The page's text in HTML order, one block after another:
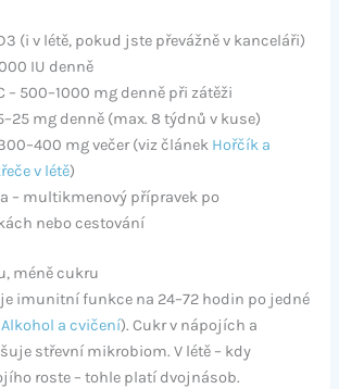
(i v létě, pokud jste převážně v kanceláři)
IU denně
– 500–1000 mg denně při zátěži
mg denně (max. 8 týdnů v kuse)
mg večer (viz článek Hořčík a
v létě)
– multikmenový přípravek po
nebo cestování
méně cukru
imunitní funkce na 24–72 hodin po jedné
Alkohol a cvičení). Cukr v nápojích a
střevní mikrobiom. V létě – kdy
roste – tohle platí dvojnásob.